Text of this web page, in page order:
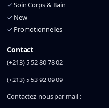
✓ Soin Corps & Bain
✓ New
✓ Promotionnelles
Contact
(+213) 5 52 80 78 02
(+213) 5 53 92 09 09
Contactez-nous par mail :